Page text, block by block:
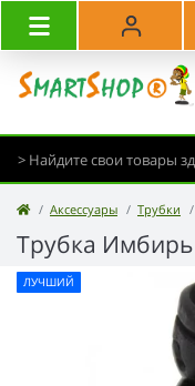
Аксессуары Трубки
Трубка
ЛУЧШИЙ